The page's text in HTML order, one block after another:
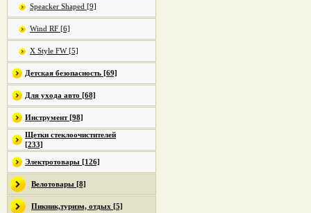
Speacker Shaped [9]
Wind RF [6]
X Style FW [5]
Детская безопасность [69]
Для ухода авто [68]
Инструмент [98]
Щетки стеклоочистителей
[233]
Электротовары [126]
Велотовары [8]
Пикник,туризм, отдых [5]